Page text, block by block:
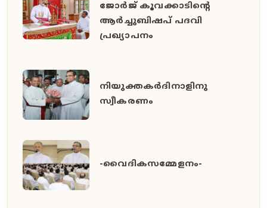
ജോർജ് കൂവക്കാടിൻ്റെ
ആർച്ചുബിഷപ് പദവി
പ്രഖ്യാപനം
നിയുക്തകർദിനാളിനു
സ്വീകരണം
-വൈദികസമ്മേളനം-